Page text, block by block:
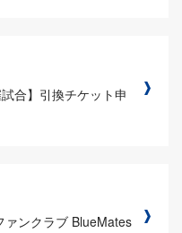
合】引換チケット申
ンクラブ BlueMates